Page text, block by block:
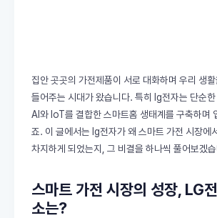
집안 곳곳의 가전제품이 서로 대화하며 우리 생
들어주는 시대가 왔습니다. 특히 lg전자는 단순
AI와 IoT를 결합한 스마트홈 생태계를 구축하며
죠. 이 글에서는 lg전자가 왜 스마트 가전 시장에
차지하게 되었는지, 그 비결을 하나씩 풀어보겠
스마트 가전 시장의 성장, LG
소는?